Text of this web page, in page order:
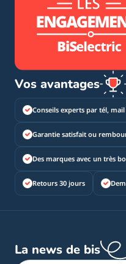
Vos avantages
Conseils experts par tél,
Garantie satisfait ou
Des marques avec un très
Retours 30 jours
La news de bis